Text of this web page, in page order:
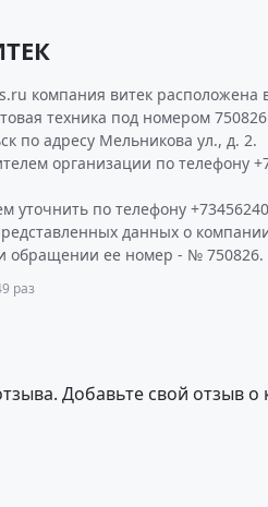
компания витек расположена
техника под номером
по адресу Мельникова ул., д. 2.
организации по телефону
по телефону
данных о
обращении ее номер - № 750826.
раз
Добавьте свой отзыв о